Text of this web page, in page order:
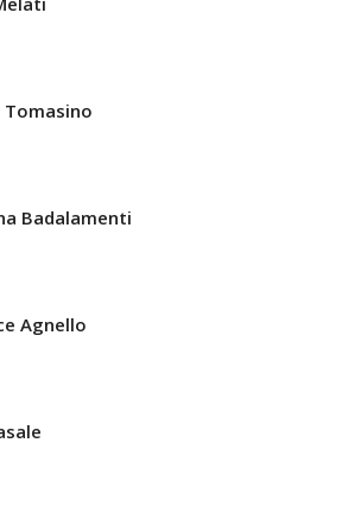
Tomasino
Badalamenti
Agnello